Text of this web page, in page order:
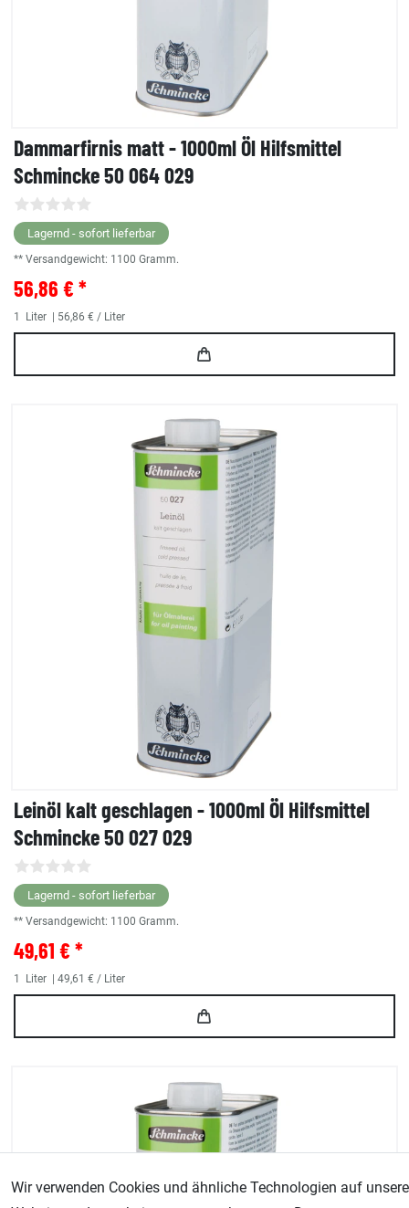
Dammarfirnis matt - 1000ml Öl Hilfsmittel
Schmincke 50 064 029
Lagernd - sofort lieferbar
** Versandgewicht: 1100 Gramm.
56,86 € *
1 Liter | 56,86 € / Liter
Leinöl kalt geschlagen - 1000ml Öl Hilfsmittel
Schmincke 50 027 029
Lagernd - sofort lieferbar
** Versandgewicht: 1100 Gramm.
49,61 € *
1 Liter | 49,61 € / Liter
Wir verwenden Cookies und ähnliche Technologien auf